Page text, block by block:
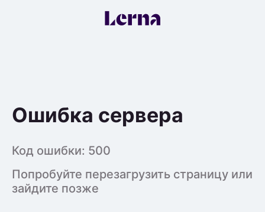
Ошибка сервера
Код ошибки: 500
Попробуйте перезагрузить страницу или
зайдите позже